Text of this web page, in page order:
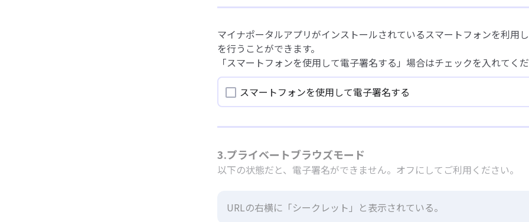
マイナポータルアプリがインストールされているスマートフォンを利用
を行うことができます。
「スマートフォンを使用して電子署名する」場合はチェックを入れてくだ
スマートフォンを使用して電子署名する
3.プライベートブラウズモード
以下の状態だと、電子署名ができません。オフにしてご利用ください。
URLの右横に「シークレット」と表示されている。